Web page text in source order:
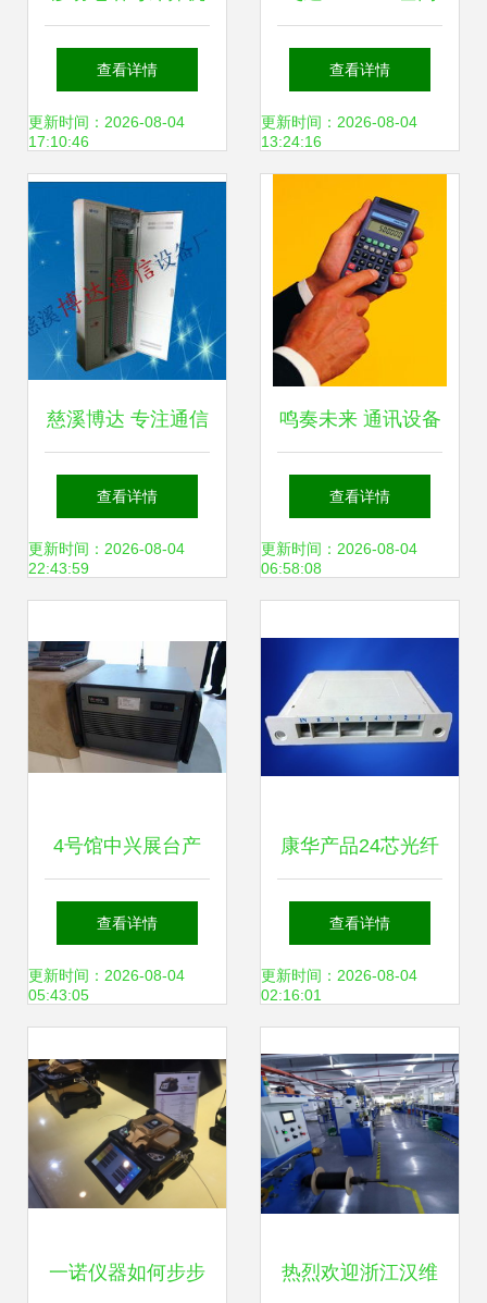
设备 通信技术的深
度融合
查看详情
更新时间：2026-08-04
17:10:46
频VHF无线电话装
置 可靠的船用通讯
查看详情
更新时间：2026-08-04
13:24:16
慈溪博达 专注通信
设备制造的精工匠
企
查看详情
更新时间：2026-08-04
22:43:59
鸣奏未来 通讯设备
在科技维度中的蝶
变
查看详情
更新时间：2026-08-04
06:58:08
4号馆中兴展台产
品秀 2005年中国
国际通信设备技术
查看详情
更新时间：2026-08-04
05:43:05
康华产品24芯光纤
分线盒 构建高效网
络的坚实基础
查看详情
更新时间：2026-08-04
02:16:01
一诺仪器如何步步 热烈欢迎浙江汉维